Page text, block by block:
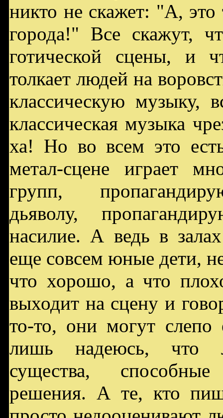
никто не скажет: "А, это
города!" Все скажут,
готической сцены, и
толкает людей на
классическую музыку,
классическая музыка
ха! Но во всем это
метал-сцене играет
групп,
дьяволу,
насилие. А ведь в
еще совсем юные дети,
что хорошо, а что
выходит на сцену и
то-то, они могут слепо
лишь надеюсь, что
существа,
решения. А те, кто